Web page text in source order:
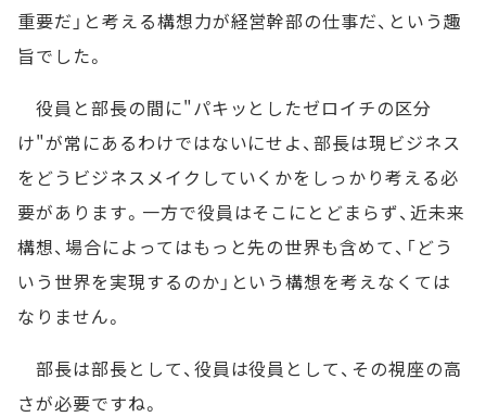
重要だ」と考える構想力が経営幹部の仕事だ、という趣
旨でした。
役員と部長の間に"パキッとしたゼロイチの区分
け"が常にあるわけではないにせよ、部長は現ビジネス
をどうビジネスメイクしていくかをしっかり考える必
要があります。一方で役員はそこにとどまらず、近未来
構想、場合によってはもっと先の世界も含めて、「どう
いう世界を実現するのか」という構想を考えなくては
なりません。
部長は部長として、役員は役員として、その視座の高
さが必要ですね。